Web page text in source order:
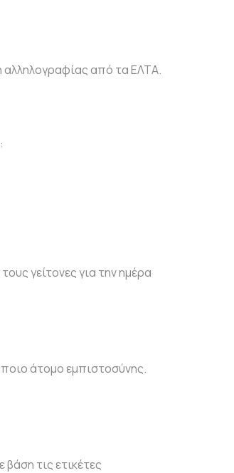
από τα ΕΛΤΑ.
γείτονες για την ημέρα
άτομο εμπιστοσύνης.
τις ετικέτες